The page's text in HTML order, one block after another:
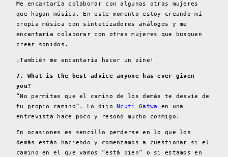
Me encantaría colaborar con algunas otras mujeres
que hagan música. En este momento estoy creando mi
propia música con sintetizadores análogos y me
encantaría colaborar con otras mujeres que busquen
crear sonidos.
¡También me encantaría hacer un zine!
7. What is the best advice anyone has ever given
you?
“No permitas que el camino de los demás te desvíe de
tu propio camino”. Lo dijo Ncuti Gatwa
en una
entrevista hace poco y resonó mucho conmigo.
En ocasiones es sencillo perderse en lo que los
demás están haciendo y comenzamos a cuestionar si el
camino en el que vamos “está bien” o si estamos en